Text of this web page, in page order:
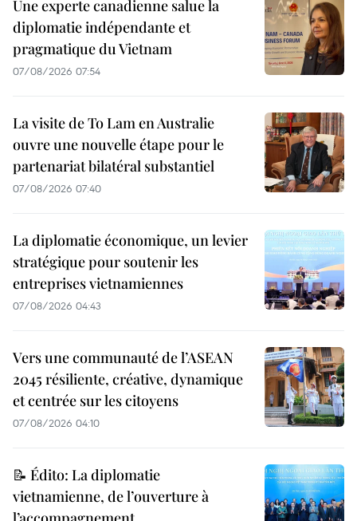
Une experte canadienne salue la
diplomatie indépendante et
pragmatique du Vietnam
07/08/2026 07:54
La visite de To Lam en Australie
ouvre une nouvelle étape pour le
partenariat bilatéral substantiel
07/08/2026 07:40
La diplomatie économique, un levier
stratégique pour soutenir les
entreprises vietnamiennes
07/08/2026 04:43
Vers une communauté de l’ASEAN
2045 résiliente, créative, dynamique
et centrée sur les citoyens
07/08/2026 04:10
📝 Édito: La diplomatie
vietnamienne, de l’ouverture à